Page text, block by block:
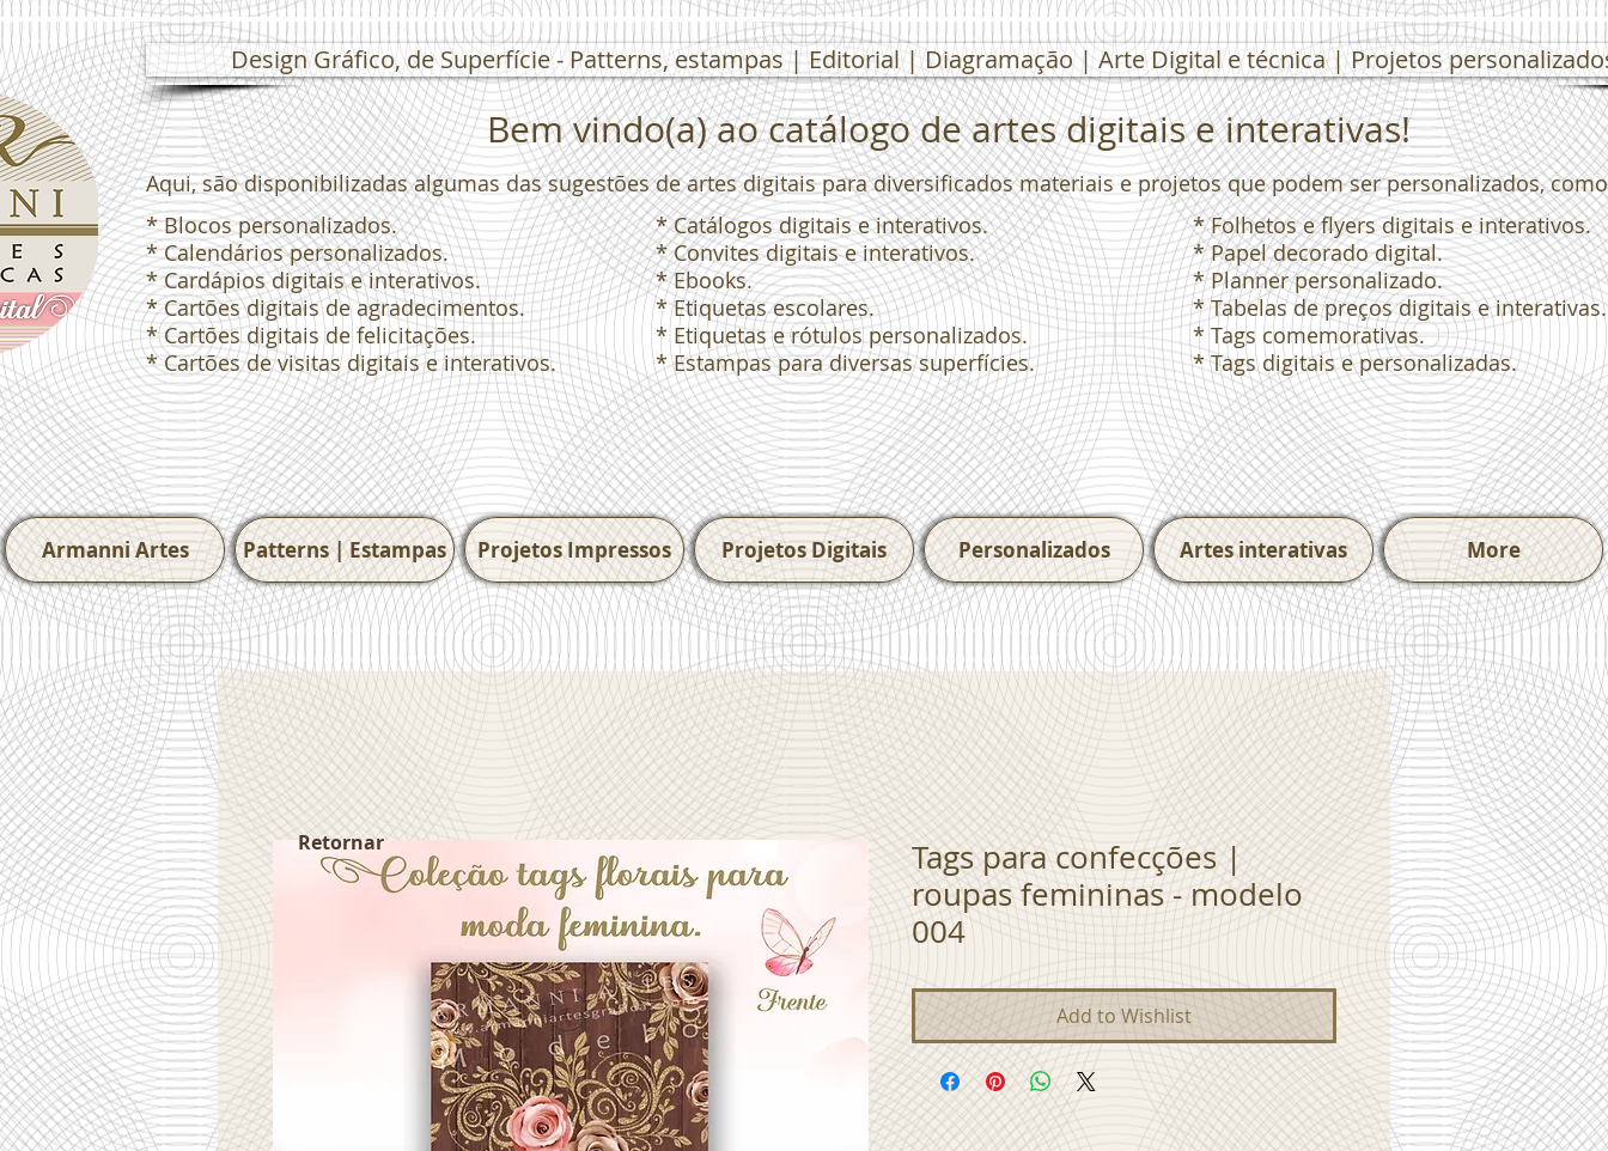
Design Gráfico, de Superfície - Patterns, estampas | Editorial | Diagramação | Arte Digital e técnica | Projetos
Bem vindo(a) ao catálogo de artes digitais e interativas!
Aqui, são disponibilizadas algumas das sugestões de artes digitais para diversificados materiais e projetos que podem ser personalizados,
* Blocos personalizados.
* Calendários personalizados.
* Cardápios digitais e interativos.
* Cartões digitais de agradecimentos.
* Cartões digitais de felicitações.
* Cartões de visitas digitais e interativos.
* Catálogos digitais e interativos.
* Convites digitais e interativos.
* Ebooks.
* Etiquetas escolares.
* Etiquetas e rótulos personalizados.
* Estampas para diversas superfícies.
* Folhetos e flyers digitais e interativos.
* Papel decorado digital.
* Planner personalizado.
* Tabelas de preços digitais e interativas.
* Tags comemorativas.
* Tags digitais e personalizadas.
Armanni Artes Patterns | Estampas Projetos Impressos Projetos Digitais Personalizados Artes interativas More
Tags para confecções |
roupas femininas - modelo
004
Add to Wishlist
Retornar